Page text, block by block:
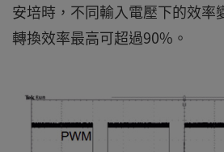
安培時，不同輸入電壓下的效率
轉換效率最高可超過90%。